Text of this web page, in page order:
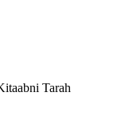
Tarah